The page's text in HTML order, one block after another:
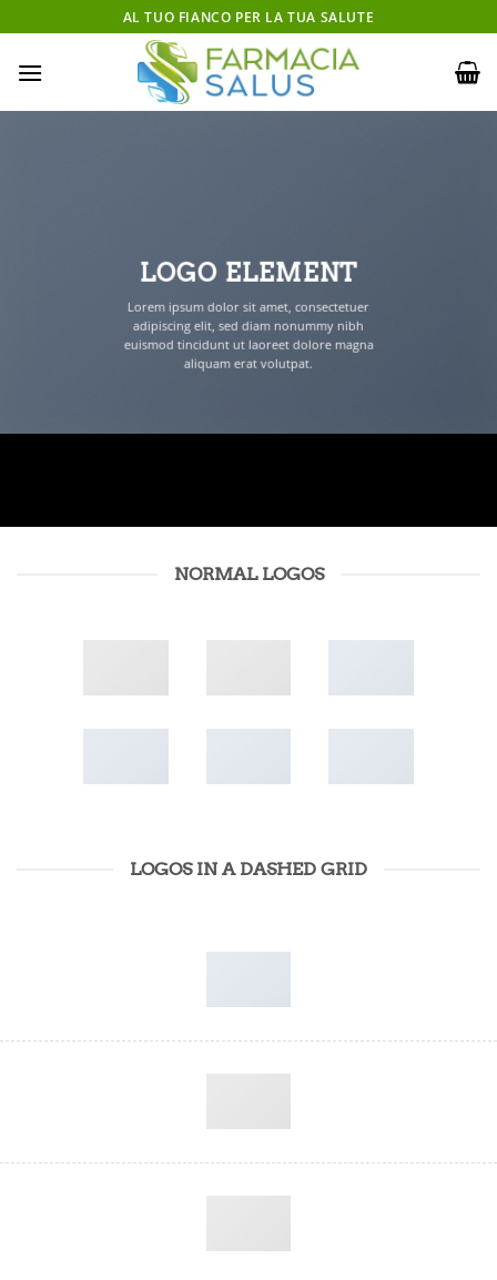
ai
contenuti
AL TUO FIANCO PER LA TUA SALUTE
LOGO ELEMENT
Lorem ipsum dolor sit amet, consectetuer
adipiscing elit, sed diam nonummy nibh
euismod tincidunt ut laoreet dolore magna
aliquam erat volutpat.
NORMAL LOGOS
LOGOS IN A DASHED GRID